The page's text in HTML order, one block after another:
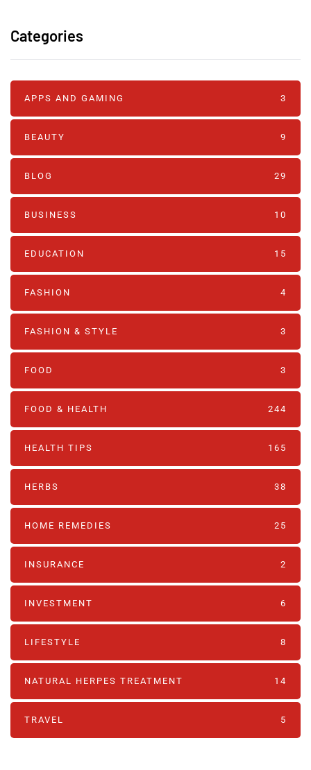
Categories
APPS AND GAMING 3
BEAUTY 9
BLOG 29
BUSINESS 10
EDUCATION 15
FASHION 4
FASHION & STYLE 3
FOOD 3
FOOD & HEALTH 244
HEALTH TIPS 165
HERBS 38
HOME REMEDIES 25
INSURANCE 2
INVESTMENT 6
LIFESTYLE 8
NATURAL HERPES TREATMENT‎ 14
TRAVEL 5